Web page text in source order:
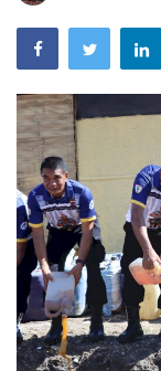
Giat Ops
Polisi Kita
Mitra Polisi
Lantas
Jurnal Kamtibmas